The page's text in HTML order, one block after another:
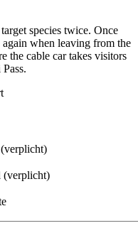
species twice. Once
when leaving from the
the cable car takes visitors
(verplicht)